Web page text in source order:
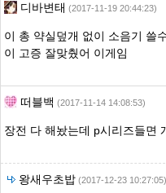
디바변태 (2017-11-19 20:44:23)
이 총 약실덮개 없이 소음기 쓸
이 고증 잘맞췄어 이게임
떠블백 (2017-11-14 14:08:53)
장전 다 해놨는데 p시리즈들면
왕새우초밥 (2017-12-23 10:27:05)